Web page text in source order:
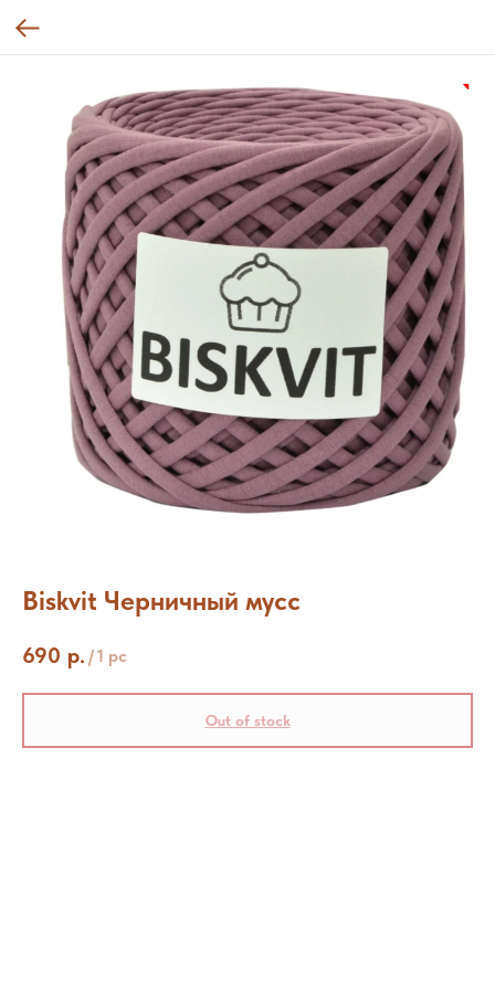
Biskvit Черничный мусс
690 р. /1 pc
Out of stock